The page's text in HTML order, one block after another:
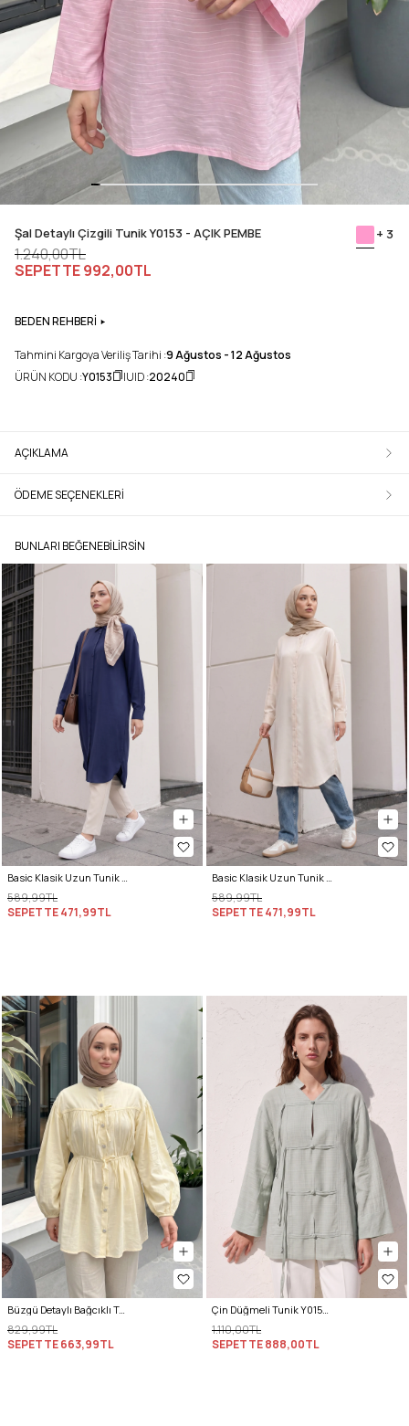
Şal Detaylı Çizgili Tunik Y0153 - AÇIK PEMBE + 3
1.240,00TL
SEPETTE992,00TL
BEDEN REHBERİ
Tahmini Kargoya Veriliş Tarihi :9 Ağustos - 12 Ağustos
ÜRÜN KODU :Y0153 UID :20240
AÇIKLAMA
ÖDEME SEÇENEKLERI
BUNLARI BEĞENEBILIRSIN
Basic Klasik Uzun Tunik 4061 - LACİVERT
589,99TL
SEPETTE471,99TL
Basic Klasik Uzun Tunik 4061 - BEJ
589,99TL
SEPETTE471,99TL
Büzgü Detaylı Bağcıklı Tunik 2366 - SARI
829,99TL
SEPETTE663,99TL
Çin Düğmeli Tunik Y0158 - ÇAĞLA YEŞİLİ
1.110,00TL
SEPETTE888,00TL